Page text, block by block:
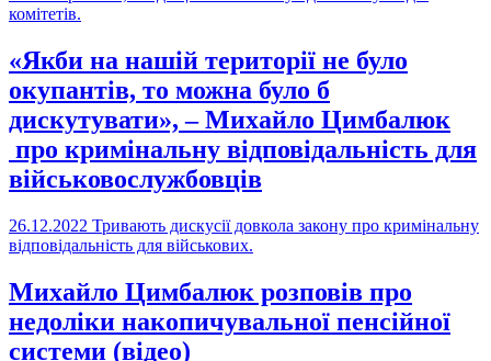
комітетів.
«Якби на нашій території не було
окупантів, то можна було б
дискутувати», – Михайло Цимбалюк
про кримінальну відповідальність для
військовослужбовців
26.12.2022 Тривають дискусії довкола закону про кримінальну
відповідальність для військових.
Михайло Цимбалюк розповів про
недоліки накопичувальної пенсійної
системи (відео)